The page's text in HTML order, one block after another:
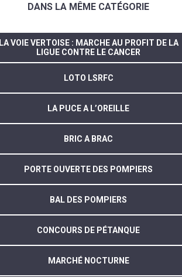
DANS LA MÊME CATÉGORIE
LA VOIE VERTOISE : MARCHE AU PROFIT DE LA
LIGUE CONTRE LE CANCER
LOTO LSRFC
LA PUCE A L’OREILLE
BRIC A BRAC
PORTE OUVERTE DES POMPIERS
BAL DES POMPIERS
CONCOURS DE PÉTANQUE
MARCHÉ NOCTURNE